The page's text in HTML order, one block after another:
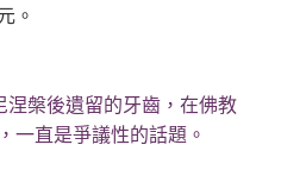
。
槃後遺留的牙齒，在佛教
一直是爭議性的話題。